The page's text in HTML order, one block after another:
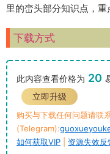
里的峦头部分知识点，
下载方式
此内容查看价格为 20
立即升级
购买与下载任何问题请联
(Telegram):
如何获取VIP
资源失效反